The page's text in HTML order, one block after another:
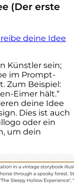
(Der erste
deine Idee
Künstler sein;
im Prompt-
Zum Beispiel:
Eimer hält.“
deine Idee
Dies ist auch
oder ein
um dein